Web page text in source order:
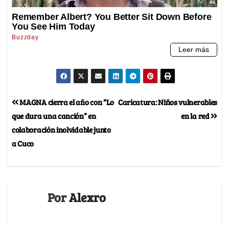
Caricatura: Niños vulnerables
en la red
MAGNA cierra el año con “Lo
que dura una canción” en
colaboración inolvidable junto
a Cuco
PorAlexro